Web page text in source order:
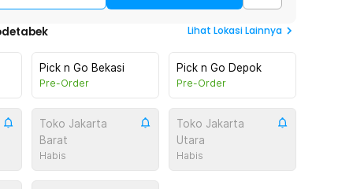
Lihat Lokasi Lainnya
Pick n Go Bekasi
Pre-Order
Pick n Go Depok
Pre-Order
Toko Jakarta
Barat
Habis
Toko Jakarta
Utara
Habis